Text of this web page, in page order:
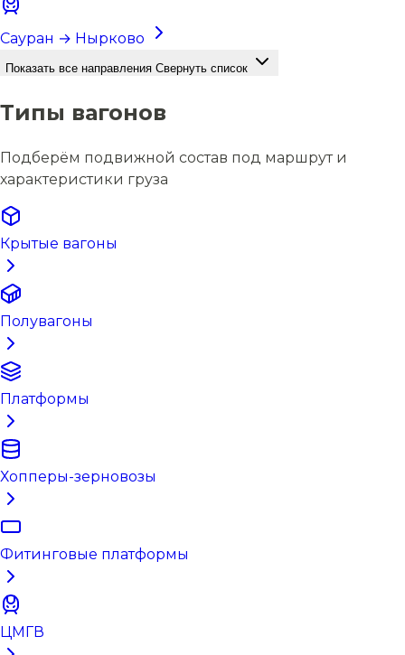
Сауран → Нырково
Показать все направления Свернуть список
Типы вагонов
Подберём подвижной состав под маршрут и
характеристики груза
Крытые вагоны
Полувагоны
Платформы
Хопперы-зерновозы
Фитинговые платформы
ЦМГВ